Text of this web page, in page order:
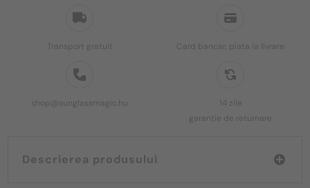
Transport gratuit Card bancar, plata la livrare
shop@sunglassmagic.hu
14 zile
garanție de returnare
Descrierea produsului